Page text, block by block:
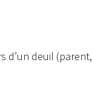
d’un deuil (parent,